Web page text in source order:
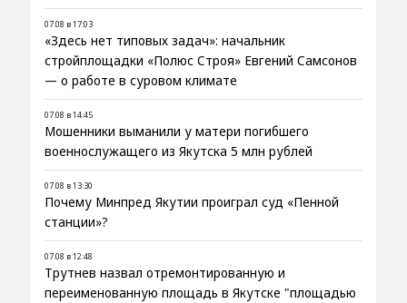
07.08 в 17:03
«Здесь нет типовых задач»: начальник
стройплощадки «Полюс Строя» Евгений Самсонов
— о работе в суровом климате
07.08 в 14:45
Мошенники выманили у матери погибшего
военнослужащего из Якутска 5 млн рублей
07.08 в 13:30
Почему Минпред Якутии проиграл суд «Пенной
станции»?
07.08 в 12:48
Трутнев назвал отремонтированную и
переименованную площадь в Якутске "площадью